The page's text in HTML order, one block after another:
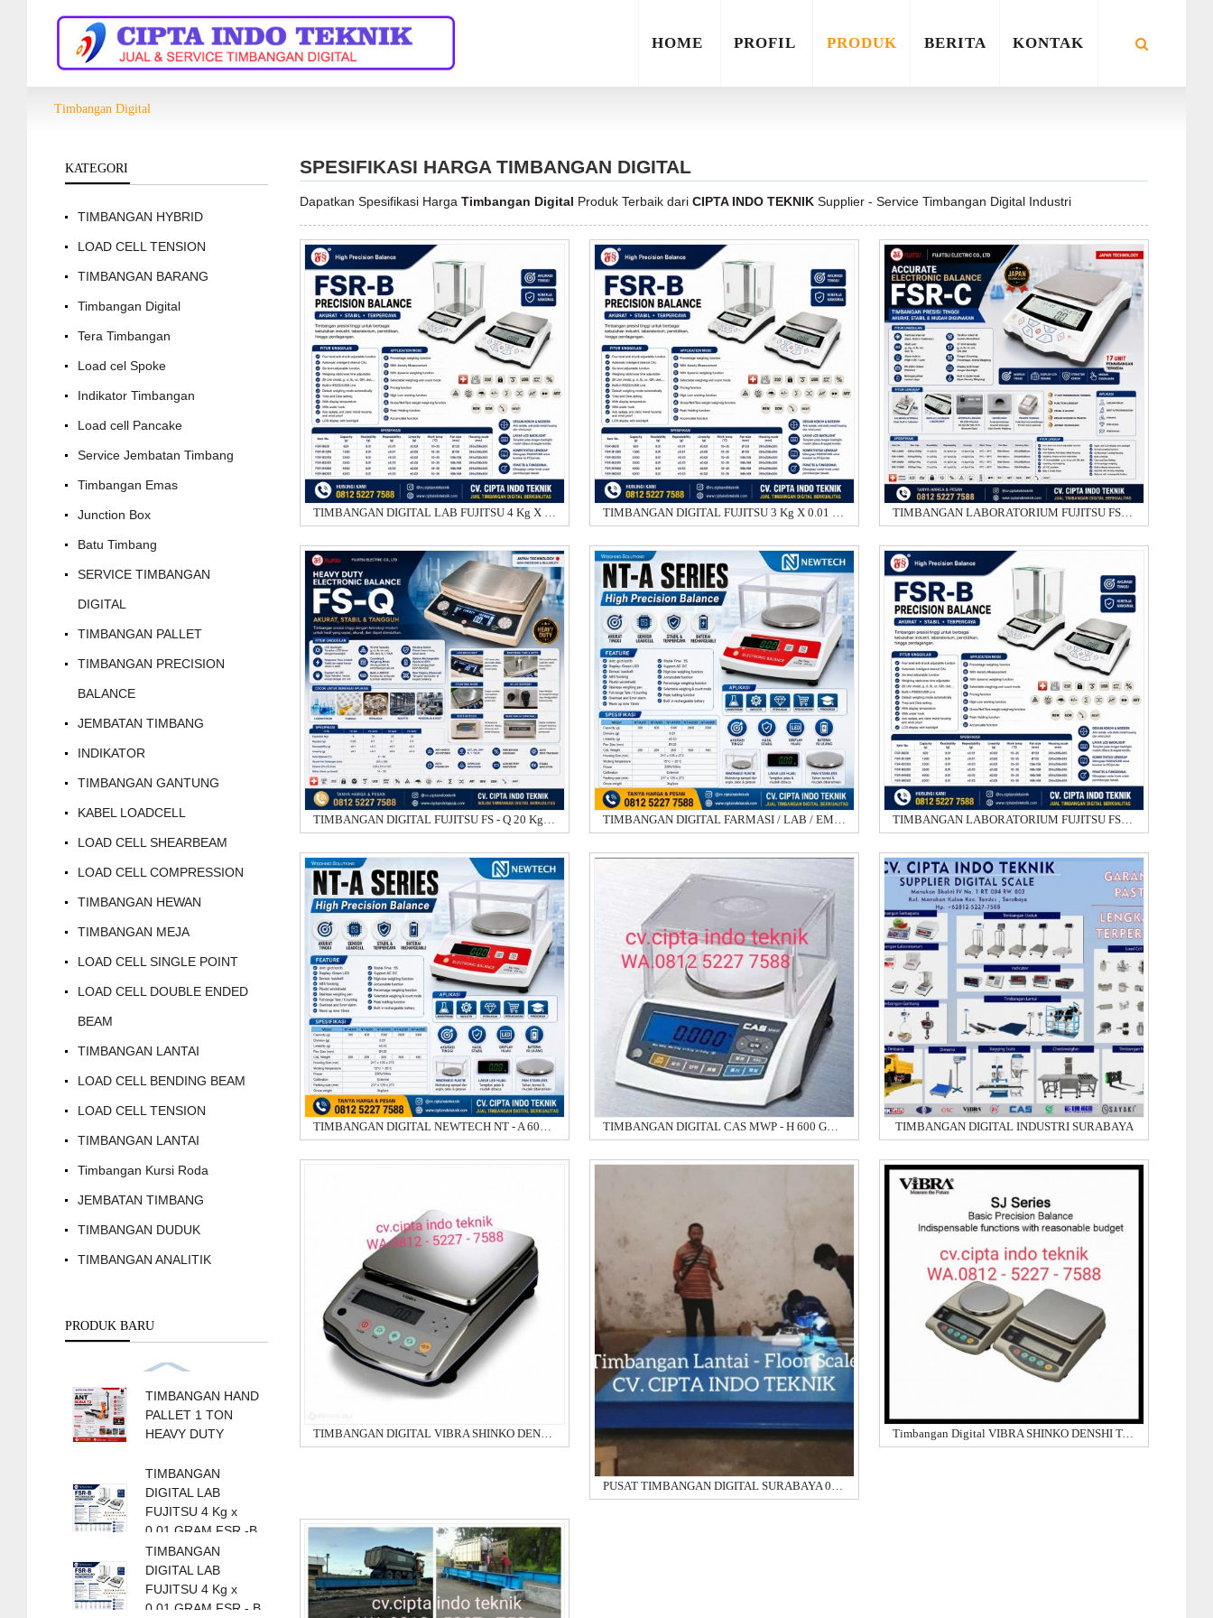
HOME PROFIL PRODUK BERITA KONTAK
Timbangan Digital
KATEGORI
TIMBANGAN HYBRID
LOAD CELL TENSION
TIMBANGAN BARANG
Timbangan Digital
Tera Timbangan
Load cel Spoke
Indikator Timbangan
Load cell Pancake
Service Jembatan Timbang
Timbangan Emas
Junction Box
Batu Timbang
SERVICE TIMBANGAN
DIGITAL
TIMBANGAN PALLET
TIMBANGAN PRECISION
BALANCE
JEMBATAN TIMBANG
INDIKATOR
TIMBANGAN GANTUNG
KABEL LOADCELL
LOAD CELL SHEARBEAM
LOAD CELL COMPRESSION
TIMBANGAN HEWAN
TIMBANGAN MEJA
LOAD CELL SINGLE POINT
LOAD CELL DOUBLE ENDED
BEAM
TIMBANGAN LANTAI
LOAD CELL BENDING BEAM
LOAD CELL TENSION
TIMBANGAN LANTAI
Timbangan Kursi Roda
JEMBATAN TIMBANG
TIMBANGAN DUDUK
TIMBANGAN ANALITIK
PRODUK BARU
TIMBANGAN HAND
PALLET 1 TON
HEAVY DUTY
TIMBANGAN
DIGITAL LAB
FUJITSU 4 Kg x
0.01 GRAM FSR -B
4000
TIMBANGAN
DIGITAL LAB
FUJITSU 4 Kg x
0.01 GRAM FSR - B
SPESIFIKASI HARGA TIMBANGAN DIGITAL
Dapatkan Spesifikasi HargaTimbangan Digital Produk Terbaik dariCIPTA INDO TEKNIK Supplier - Service Timbangan Digital Industri
TIMBANGAN DIGITAL LAB FUJITSU 4 Kg X 0.01 GRAM FSR TIMBANGAN DIGITAL FUJITSU 3 Kg X 0.01 GRAM FSR - B TIMBANGAN LABORATORIUM FUJITSU FSR - C 6200 6 KG X
TIMBANGAN DIGITAL FUJITSU FS - Q 20 Kg / 0.1 Gram TIMBANGAN DIGITAL FARMASI / LAB / EMAS / ANALITIK TIMBANGAN LABORATORIUM FUJITSU FSR - B 6200 6 Kg X
TIMBANGAN DIGITAL NEWTECH NT - A 600 - 600 GRAM X TIMBANGAN DIGITAL CAS MWP - H 600 GRAM X 0.01 GRAM TIMBANGAN DIGITAL INDUSTRI SURABAYA
TIMBANGAN DIGITAL VIBRA SHINKO DENSHI CJ Series Timbangan Digital VIBRA SHINKO DENSHI Type SJ Se